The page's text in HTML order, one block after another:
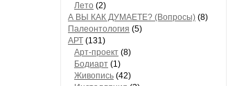
Лето (2)
А ВЫ КАК ДУМАЕТЕ? (Вопросы) (8)
Палеонтология (5)
АРТ (131)
Арт-проект (8)
Бодиарт (1)
Живопись (42)